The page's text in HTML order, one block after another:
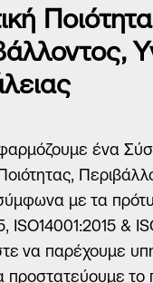
ένα
με τα
ISO14001:2015 &
να παρέχουμε
προστατεύουμε το